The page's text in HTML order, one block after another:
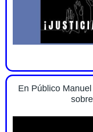
En Público